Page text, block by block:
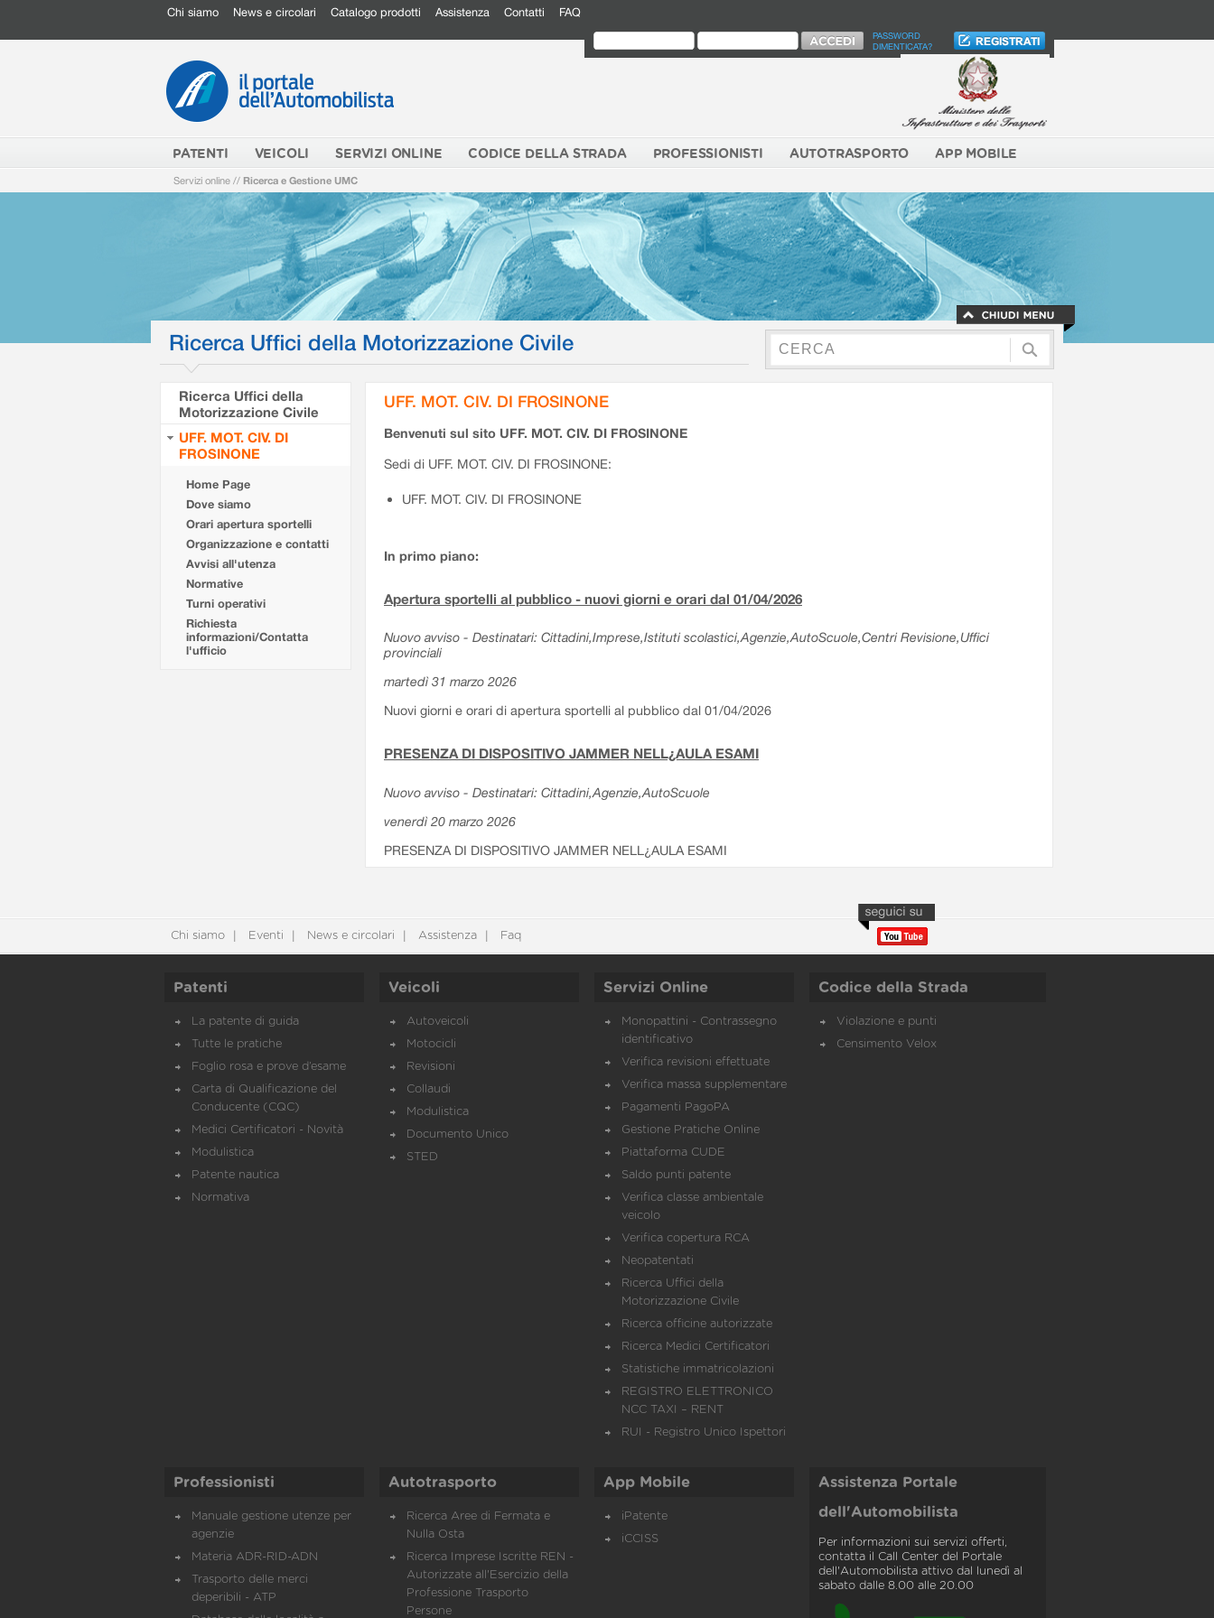
Chi siamo News e circolari Catalogo prodotti Assistenza Contatti FAQ
PASSWORD
DIMENTICATA?
PATENTI VEICOLI SERVIZI ONLINE CODICE DELLA STRADA PROFESSIONISTI AUTOTRASPORTO APP MOBILE
Servizi online // Ricerca e Gestione UMC
Ricerca Uffici della Motorizzazione Civile
Ricerca Uffici della
Motorizzazione Civile
UFF. MOT. CIV. DI
FROSINONE
Home Page
Dove siamo
Orari apertura sportelli
Organizzazione e contatti
Avvisi all'utenza
Normative
Turni operativi
Richiesta
informazioni/Contatta
l'ufficio
UFF. MOT. CIV. DI FROSINONE
Benvenuti sul sito UFF. MOT. CIV. DI FROSINONE
Sedi di UFF. MOT. CIV. DI FROSINONE:
UFF. MOT. CIV. DI FROSINONE
In primo piano:
Apertura sportelli al pubblico - nuovi giorni e orari dal 01/04/2026
Nuovo avviso - Destinatari: Cittadini,Imprese,Istituti scolastici,Agenzie,AutoScuole,Centri Revisione,Uffici
provinciali
martedì 31 marzo 2026
Nuovi giorni e orari di apertura sportelli al pubblico dal 01/04/2026
PRESENZA DI DISPOSITIVO JAMMER NELL¿AULA ESAMI
Nuovo avviso - Destinatari: Cittadini,Agenzie,AutoScuole
venerdì 20 marzo 2026
PRESENZA DI DISPOSITIVO JAMMER NELL¿AULA ESAMI
Chi siamo Eventi News e circolari Assistenza Faq
Patenti
La patente di guida
Tutte le pratiche
Foglio rosa e prove d’esame
Carta di Qualificazione del
Conducente (CQC)
Medici Certificatori - Novità
Modulistica
Patente nautica
Normativa
Veicoli
Autoveicoli
Motocicli
Revisioni
Collaudi
Modulistica
Documento Unico
STED
Servizi Online
Monopattini - Contrassegno
identificativo
Verifica revisioni effettuate
Verifica massa supplementare
Pagamenti PagoPA
Gestione Pratiche Online
Piattaforma CUDE
Saldo punti patente
Verifica classe ambientale
veicolo
Verifica copertura RCA
Neopatentati
Ricerca Uffici della
Motorizzazione Civile
Ricerca officine autorizzate
Ricerca Medici Certificatori
Statistiche immatricolazioni
REGISTRO ELETTRONICO
NCC TAXI – RENT
RUI - Registro Unico Ispettori
Codice della Strada
Violazione e punti
Censimento Velox
Professionisti
Manuale gestione utenze per
agenzie
Materia ADR-RID-ADN
Trasporto delle merci
deperibili - ATP
Autotrasporto
Ricerca Aree di Fermata e
Nulla Osta
Ricerca Imprese Iscritte REN -
Autorizzate all'Esercizio della
Professione Trasporto
Persone
App Mobile
iPatente
iCCISS
Assistenza Portale
dell'Automobilista
Per informazioni sui servizi offerti,
contatta il Call Center del Portale
dell'Automobilista attivo dal lunedì al
sabato dalle 8.00 alle 20.00